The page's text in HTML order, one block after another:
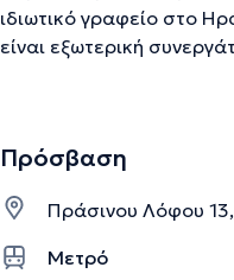
ιδιωτικό γραφείο στο
είναι εξωτερική
Πατρών με άδεια
Συστημική
Οικογένειας και Ζεύγους
Πανεπιστημιακό
Πρόσβαση
Πράσινου Λόφου
Μετρό